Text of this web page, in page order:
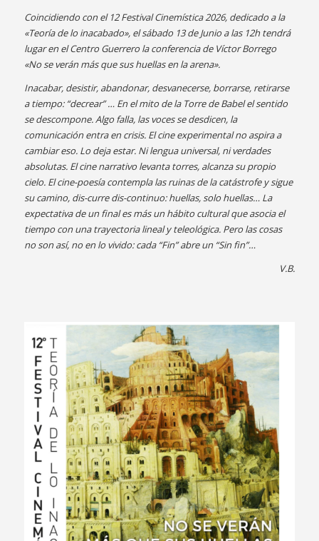
Coincidiendo con el 12 Festival Cinemística 2026, dedicado a la
«Teoría de lo inacabado», el sábado 13 de Junio a las 12h tendrá
lugar en el Centro Guerrero la conferencia de Víctor Borrego
«No se verán más que sus huellas en la arena».
Inacabar, desistir, abandonar, desvanecerse, borrarse, retirarse
a tiempo: “decrear” … En el mito de la Torre de Babel el sentido
se descompone. Algo falla, las voces se desdicen, la
comunicación entra en crisis. El cine experimental no aspira a
cambiar eso. Lo deja estar. Ni lengua universal, ni verdades
absolutas. El cine narrativo levanta torres, alcanza su propio
cielo. El cine-poesía contempla las ruinas de la catástrofe y sigue
su camino, dis-curre dis-continuo: huellas, solo huellas… La
expectativa de un final es más un hábito cultural que asocia el
tiempo con una trayectoria lineal y teleológica. Pero las cosas
no son así, no en lo vivido: cada “Fin” abre un “Sin fin”…
V.B.